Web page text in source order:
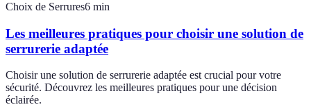
Choix de Serrures6 min
Les meilleures pratiques pour choisir une solution de
serrurerie adaptée
Choisir une solution de serrurerie adaptée est crucial pour votre
sécurité. Découvrez les meilleures pratiques pour une décision
éclairée.